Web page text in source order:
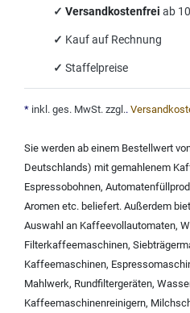
✓ Versandkostenfrei ab
✓ Kauf auf Rechnung
✓ Staffelpreise
* inkl. ges. MwSt. zzgl..
Sie werden ab einem Bestellwert
Deutschlands) mit gemahlenem
Espressobohnen,
Aromen etc. beliefert. Außerdem
Auswahl an Kaffeevollautomaten,
Filterkaffeemaschinen,
Kaffeemaschinen,
Mahlwerk, Rundfiltergeräten,
Kaffeemaschinenreinigern,